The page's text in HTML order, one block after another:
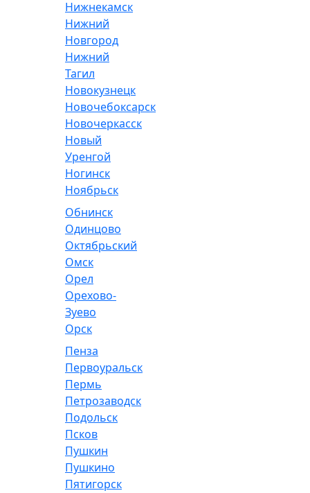
Нижнекамск
Нижний
Новгород
Нижний
Тагил
Новокузнецк
Новочебоксарск
Новочеркасск
Новый
Уренгой
Ногинск
Ноябрьск
Обнинск
Одинцово
Октябрьский
Омск
Орел
Орехово-
Зуево
Орск
Пенза
Первоуральск
Пермь
Петрозаводск
Подольск
Псков
Пушкин
Пушкино
Пятигорск